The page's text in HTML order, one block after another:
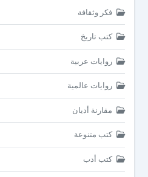
فكر وثقافة
كتب تاريخ
روايات عربية
روايات عالمية
مقارنة أديان
كتب متنوعة
كتب أدب